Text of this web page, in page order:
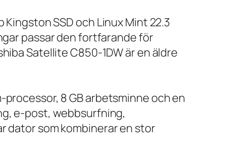
SSD och Linux Mint 22.3
passar den fortfarande för
Satellite C850-1DW är en äldre
8 GB arbetsminne och en
e-post, webbsurfning,
dator som kombinerar en stor